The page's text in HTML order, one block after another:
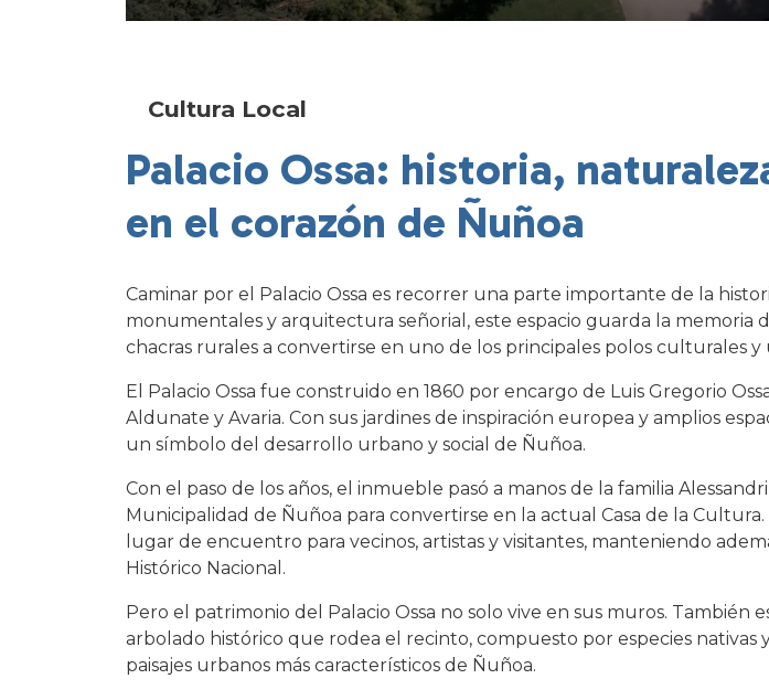
Cultura Local
Palacio Ossa: historia,
en el corazón de Ñuñoa
Caminar por el Palacio Ossa es recorrer una parte importante de la
monumentales y arquitectura señorial, este espacio guarda la memoria
chacras rurales a convertirse en uno de los principales polos culturales y
El Palacio Ossa fue construido en 1860 por encargo de Luis Gregorio
Aldunate y Avaria. Con sus jardines de inspiración europea y amplios
un símbolo del desarrollo urbano y social de Ñuñoa.
Con el paso de los años, el inmueble pasó a manos de la familia
Municipalidad de Ñuñoa para convertirse en la actual Casa de la
lugar de encuentro para vecinos, artistas y visitantes, manteniendo
Histórico Nacional.
Pero el patrimonio del Palacio Ossa no solo vive en sus muros. También
arbolado histórico que rodea el recinto, compuesto por especies nativas
paisajes urbanos más característicos de Ñuñoa.